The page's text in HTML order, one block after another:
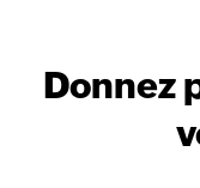
Donnez